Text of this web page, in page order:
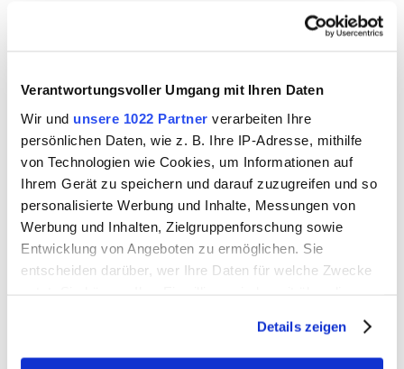
Verantwortungsvoller Umgang mit Ihren Daten
Wir und unsere 1022 Partner verarbeiten Ihre
persönlichen Daten, wie z. B. Ihre IP-Adresse, mithilfe
von Technologien wie Cookies, um Informationen auf
Ihrem Gerät zu speichern und darauf zuzugreifen und so
personalisierte Werbung und Inhalte, Messungen von
Werbung und Inhalten, Zielgruppenforschung sowie
Entwicklung von Angeboten zu ermöglichen. Sie
entscheiden darüber, wer Ihre Daten für welche Zwecke
Trigger Symbol ändern oder widerrufen
Details zeigen
Team Stromnetz
05202 4909-727